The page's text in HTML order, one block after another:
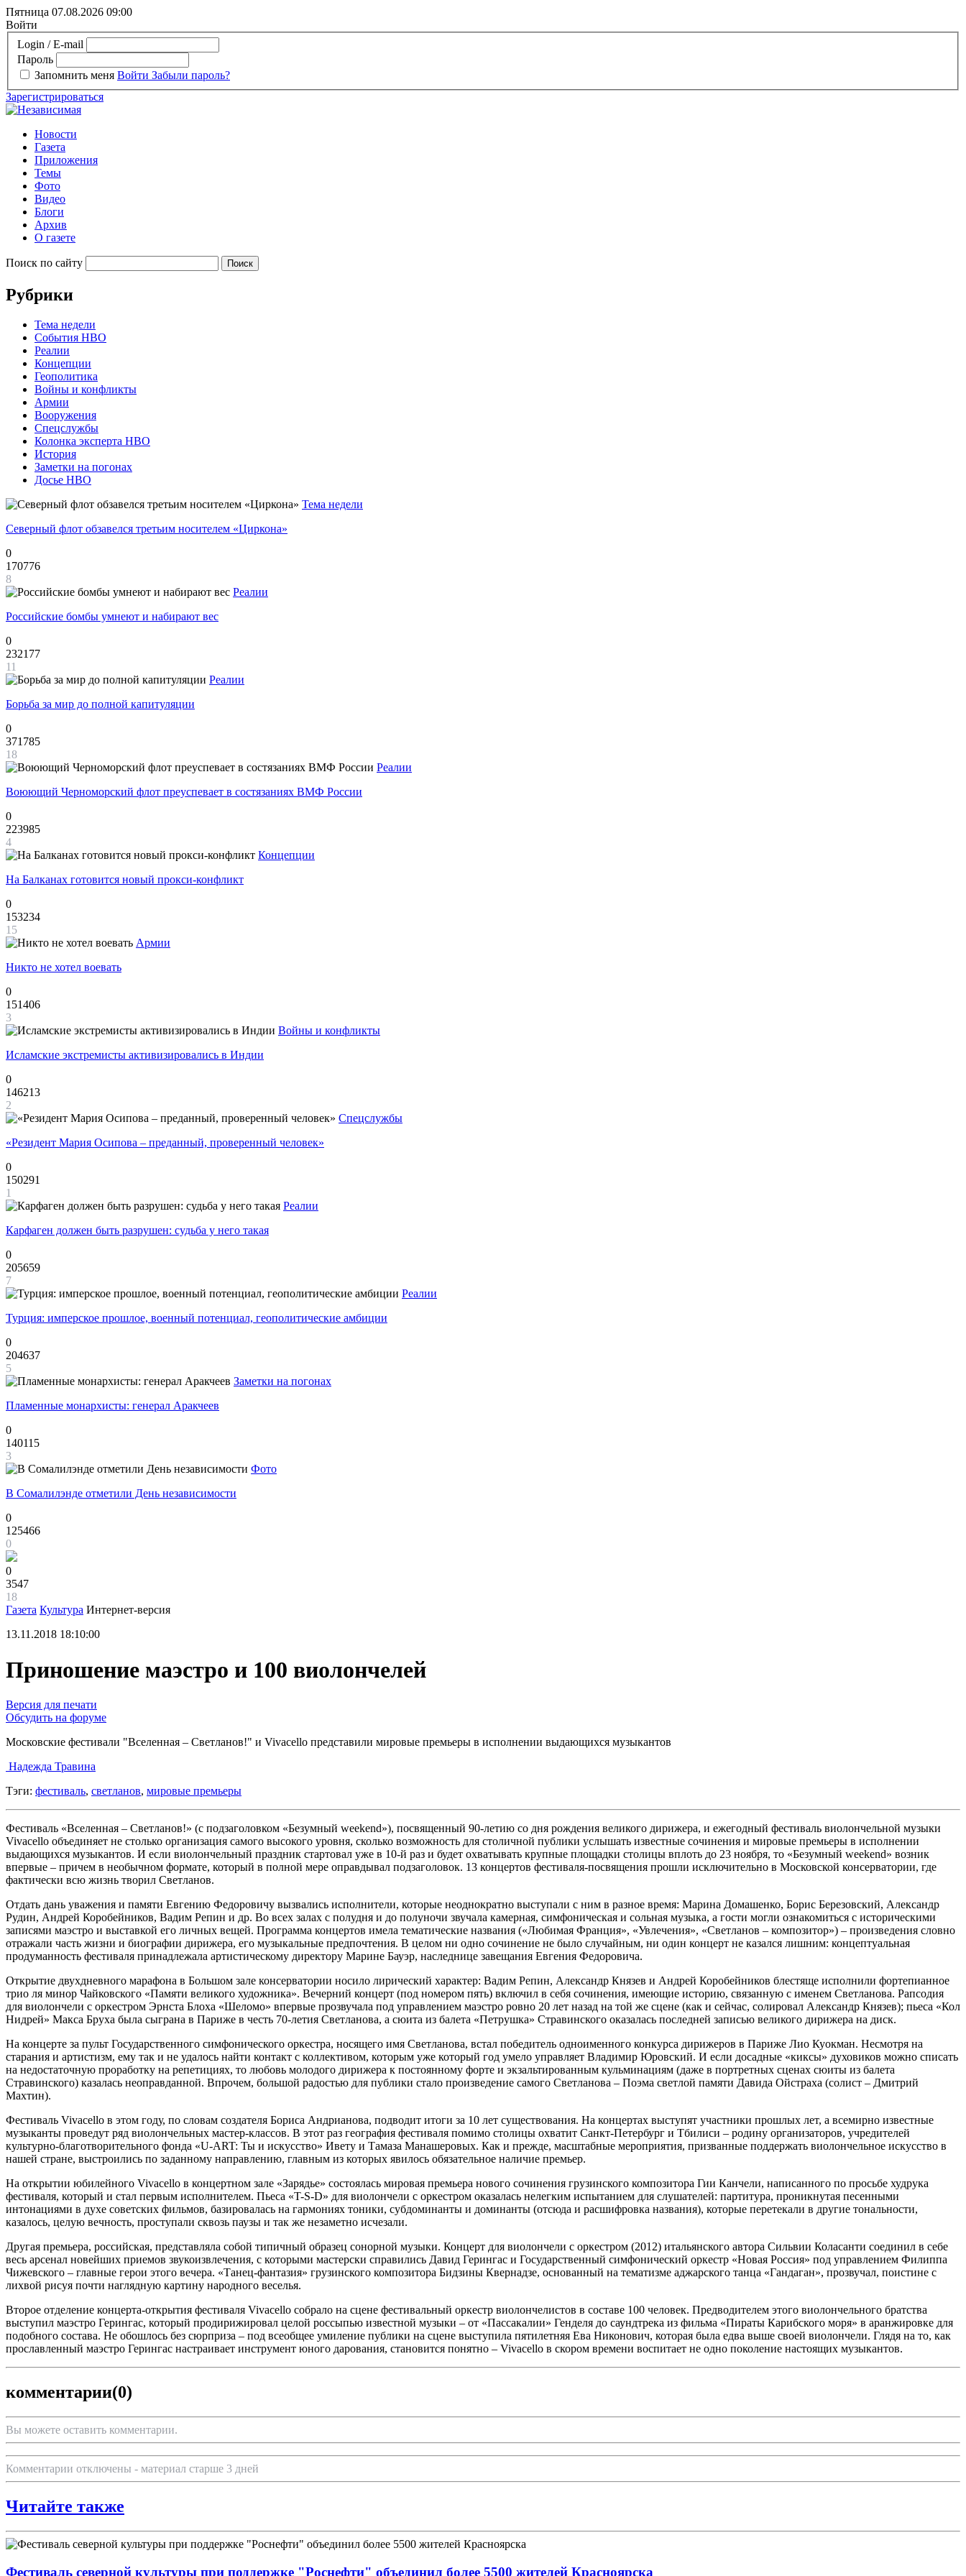
Пятница 07.08.2026 09:00
Войти
Login / E-mail
Пароль
Запомнить меня Войти Забыли пароль?
Зарегистрироваться
Новости
Газета
Приложения
Темы
Фото
Видео
Блоги
Архив
О газете
Поиск по сайту
Рубрики
Тема недели
События НВО
Реалии
Концепции
Геополитика
Войны и конфликты
Армии
Вооружения
Спецслужбы
Колонка эксперта НВО
История
Заметки на погонах
Досье НВО
Тема недели
Северный флот обзавелся третьим носителем «Циркона»
0
170776
8
Реалии
Российские бомбы умнеют и набирают вес
0
232177
11
Реалии
Борьба за мир до полной капитуляции
0
371785
18
Реалии
Воюющий Черноморский флот преуспевает в состязаниях ВМФ России
0
223985
4
Концепции
На Балканах готовится новый прокси-конфликт
0
153234
15
Армии
Никто не хотел воевать
0
151406
3
Войны и конфликты
Исламские экстремисты активизировались в Индии
0
146213
2
Спецслужбы
«Резидент Мария Осипова – преданный, проверенный человек»
0
150291
1
Реалии
Карфаген должен быть разрушен: судьба у него такая
0
205659
7
Реалии
Турция: имперское прошлое, военный потенциал, геополитические амбиции
0
204637
5
Заметки на погонах
Пламенные монархисты: генерал Аракчеев
0
140115
3
Фото
В Сомалилэнде отметили День независимости
0
125466
0
0
3547
18
Газета Культура Интернет-версия
13.11.2018 18:10:00
Приношение маэстро и 100 виолончелей
Версия для печати
Обсудить на форуме
Московские фестивали "Вселенная – Светланов!" и Vivacello представили мировые премьеры в исполнении выдающихся музыкантов
Надежда Травина
Тэги: фестиваль, светланов, мировые премьеры
Фестиваль «Вселенная – Светланов!» (с подзаголовком «Безумный weekend»), посвященный 90-летию со дня рождения великого дирижера, и ежегодный фестиваль виолончельной музыки
Vivacello объединяет не столько организация самого высокого уровня, сколько возможность для столичной публики услышать известные сочинения и мировые премьеры в исполнении
выдающихся музыкантов. И если виолончельный праздник стартовал уже в 10-й раз и будет охватывать крупные площадки столицы вплоть до 23 ноября, то «Безумный weekend» возник
впервые – причем в необычном формате, который в полной мере оправдывал подзаголовок. 13 концертов фестиваля-посвящения прошли исключительно в Московской консерватории, где
фактически всю жизнь творил Светланов.
Отдать дань уважения и памяти Евгению Федоровичу вызвались исполнители, которые неоднократно выступали с ним в разное время: Марина Домашенко, Борис Березовский, Александр
Рудин, Андрей Коробейников, Вадим Репин и др. Во всех залах с полудня и до полуночи звучала камерная, симфоническая и сольная музыка, а гости могли ознакомиться с историческими
записями маэстро и выставкой его личных вещей. Программа концертов имела тематические названия («Любимая Франция», «Увлечения», «Светланов – композитор») – произведения словно
отражали часть жизни и биографии дирижера, его музыкальные предпочтения. В целом ни одно сочинение не было случайным, ни один концерт не казался лишним: концептуальная
продуманность фестиваля принадлежала артистическому директору Марине Бауэр, наследнице завещания Евгения Федоровича.
Открытие двухдневного марафона в Большом зале консерватории носило лирический характер: Вадим Репин, Александр Князев и Андрей Коробейников блестяще исполнили фортепианное
трио ля минор Чайковского «Памяти великого художника». Вечерний концерт (под номером пять) включил в себя сочинения, имеющие историю, связанную с именем Светланова. Рапсодия
для виолончели с оркестром Эрнста Блоха «Шеломо» впервые прозвучала под управлением маэстро ровно 20 лет назад на той же сцене (как и сейчас, солировал Александр Князев); пьеса «Кол
Нидрей» Макса Бруха была сыграна в Париже в честь 70-летия Светланова, а сюита из балета «Петрушка» Стравинского оказалась последней записью великого дирижера на диск.
На концерте за пульт Государственного симфонического оркестра, носящего имя Светланова, встал победитель одноименного конкурса дирижеров в Париже Лио Куокман. Несмотря на
старания и артистизм, ему так и не удалось найти контакт с коллективом, которым уже который год умело управляет Владимир Юровский. И если досадные «киксы» духовиков можно списать
на недостаточную проработку на репетициях, то любовь молодого дирижера к постоянному форте и экзальтированным кульминациям (даже в портретных сценах сюиты из балета
Стравинского) казалась неоправданной. Впрочем, большой радостью для публики стало произведение самого Светланова – Поэма светлой памяти Давида Ойстраха (солист – Дмитрий
Махтин).
Фестиваль Vivacello в этом году, по словам создателя Бориса Андрианова, подводит итоги за 10 лет существования. На концертах выступят участники прошлых лет, а всемирно известные
музыканты проведут ряд виолончельных мастер-классов. В этот раз география фестиваля помимо столицы охватит Санкт-Петербург и Тбилиси – родину организаторов, учредителей
культурно-благотворительного фонда «U-ART: Ты и искусство» Ивету и Тамаза Манашеровых. Как и прежде, масштабные мероприятия, призванные поддержать виолончельное искусство в
нашей стране, выстроились по заданному направлению, главным из которых явилось обязательное наличие премьер.
На открытии юбилейного Vivacello в концертном зале «Зарядье» состоялась мировая премьера нового сочинения грузинского композитора Гии Канчели, написанного по просьбе худрука
фестиваля, который и стал первым исполнителем. Пьеса «T-S-D» для виолончели с оркестром оказалась нелегким испытанием для слушателей: партитура, проникнутая песенными
интонациями в духе советских фильмов, базировалась на гармониях тоники, субдоминанты и доминанты (отсюда и расшифровка названия), которые перетекали в другие тональности,
казалось, целую вечность, проступали сквозь паузы и так же незаметно исчезали.
Другая премьера, российская, представляла собой типичный образец сонорной музыки. Концерт для виолончели с оркестром (2012) итальянского автора Сильвии Коласанти соединил в себе
весь арсенал новейших приемов звукоизвлечения, с которыми мастерски справились Давид Герингас и Государственный симфонический оркестр «Новая Россия» под управлением Филиппа
Чижевского – главные герои этого вечера. «Танец-фантазия» грузинского композитора Бидзины Квернадзе, основанный на тематизме аджарского танца «Гандаган», прозвучал, поистине с
лихвой рисуя почти наглядную картину народного веселья.
Второе отделение концерта-открытия фестиваля Vivacello собрало на сцене фестивальный оркестр виолончелистов в составе 100 человек. Предводителем этого виолончельного братства
выступил маэстро Герингас, который продирижировал целой россыпью известной музыки – от «Пассакалии» Генделя до саундтрека из фильма «Пираты Карибского моря» в аранжировке для
подобного состава. Не обошлось без сюрприза – под всеобщее умиление публики на сцене выступила пятилетняя Ева Никонович, которая была едва выше своей виолончели. Глядя на то, как
прославленный маэстро Герингас настраивает инструмент юного дарования, становится понятно – Vivacello в скором времени воспитает не одно поколение настоящих музыкантов.
комментарии(0)
Вы можете оставить комментарии.
Комментарии отключены - материал старше 3 дней
Читайте также
Фестиваль северной культуры при поддержке "Роснефти" объединил более 5500 жителей Красноярска